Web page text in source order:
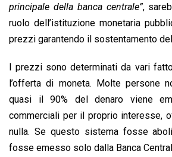
principale della banca centrale”,
ruolo dell’istituzione monetaria
prezzi garantendo il sostentamento
I prezzi sono determinati da vari
l’offerta di moneta. Molte persone
quasi il 90% del denaro viene
commerciali per il proprio interesse,
nulla. Se questo sistema fosse
fosse emesso solo dalla Banca